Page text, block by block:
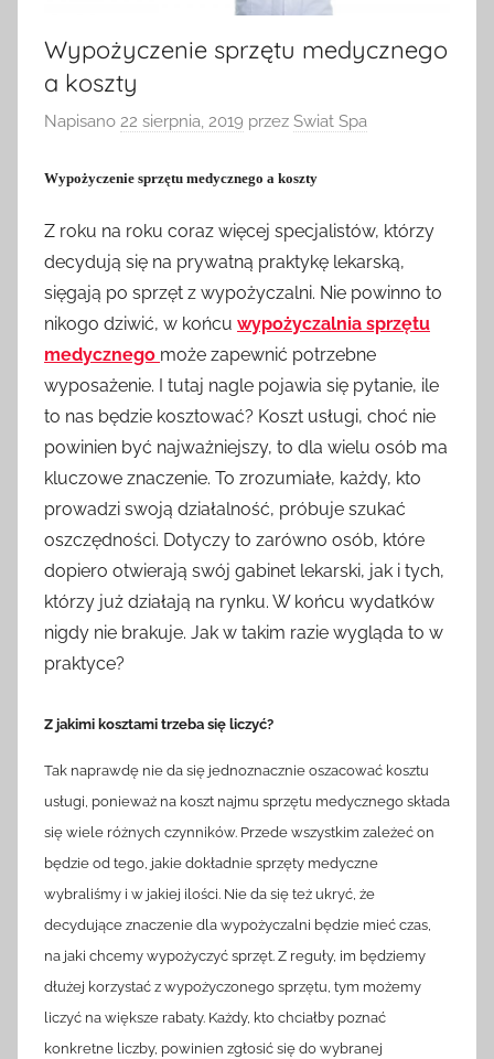
Wypożyczenie sprzętu medycznego
a koszty
Napisano 22 sierpnia, 2019 przez Swiat Spa
Wypożyczenie sprzętu medycznego a koszty
Z roku na roku coraz więcej specjalistów, którzy
decydują się na prywatną praktykę lekarską,
sięgają po sprzęt z wypożyczalni. Nie powinno to
nikogo dziwić, w końcu wypożyczalnia sprzętu
medycznego może zapewnić potrzebne
wyposażenie. I tutaj nagle pojawia się pytanie, ile
to nas będzie kosztować? Koszt usługi, choć nie
powinien być najważniejszy, to dla wielu osób ma
kluczowe znaczenie. To zrozumiałe, każdy, kto
prowadzi swoją działalność, próbuje szukać
oszczędności. Dotyczy to zarówno osób, które
dopiero otwierają swój gabinet lekarski, jak i tych,
którzy już działają na rynku. W końcu wydatków
nigdy nie brakuje. Jak w takim razie wygląda to w
praktyce?
Z jakimi kosztami trzeba się liczyć?
Tak naprawdę nie da się jednoznacznie oszacować kosztu
usługi, ponieważ na koszt najmu sprzętu medycznego składa
się wiele różnych czynników. Przede wszystkim zależeć on
będzie od tego, jakie dokładnie sprzęty medyczne
wybraliśmy i w jakiej ilości. Nie da się też ukryć, że
decydujące znaczenie dla wypożyczalni będzie mieć czas,
na jaki chcemy wypożyczyć sprzęt. Z reguły, im będziemy
dłużej korzystać z wypożyczonego sprzętu, tym możemy
liczyć na większe rabaty. Każdy, kto chciałby poznać
konkretne liczby, powinien zgłosić się do wybranej